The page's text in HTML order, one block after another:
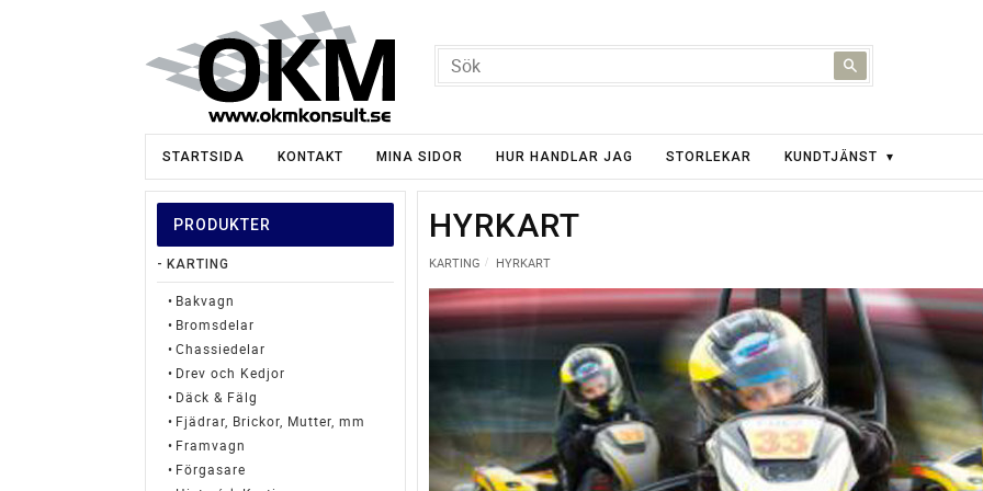
STARTSIDA KONTAKT MINA SIDOR HUR HANDLAR JAG STORLEKAR KUNDTJÄNST
HYRKART
KARTING HYRKART
PRODUKTER
KARTING
Bakvagn
Bromsdelar
Chassiedelar
Drev och Kedjor
Däck & Fälg
Fjädrar, Brickor, Mutter, mm
Framvagn
Förgasare